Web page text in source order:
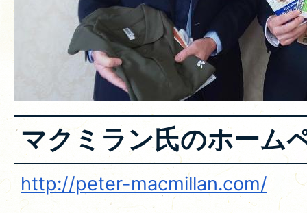
マクミラン氏のホーム
http://peter-macmillan.com/